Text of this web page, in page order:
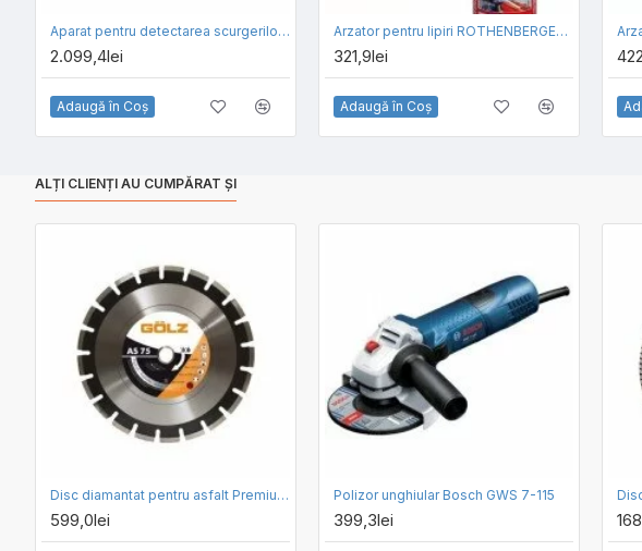
Aparat pentru detectarea scurgerilor de gaze ROTHENBERGER ROTEST ELECTRONIC 4
2.099,4lei
Adaugă în Coş
Arzator pentru lipiri ROTHENBERGER ROFIRE 4
321,9lei
Adaugă în Coş
ALȚI CLIENȚI AU CUMPĂRAT ȘI
Disc diamantat pentru asfalt Premium 350mm GOLZ AS 75-350
599,0lei
Polizor unghiular Bosch GWS 7-115
399,3lei